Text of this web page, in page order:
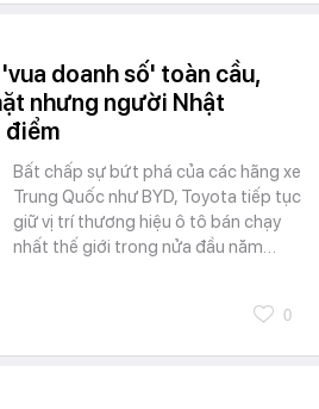
doanh số' toàn cầu,
nhưng người Nhật
điểm
Bất chấp sự bứt phá của các hãng xe
Trung Quốc như BYD, Toyota tiếp tục
giữ vị trí thương hiệu ô tô bán chạy
nhất thế giới trong nửa đầu năm…
0